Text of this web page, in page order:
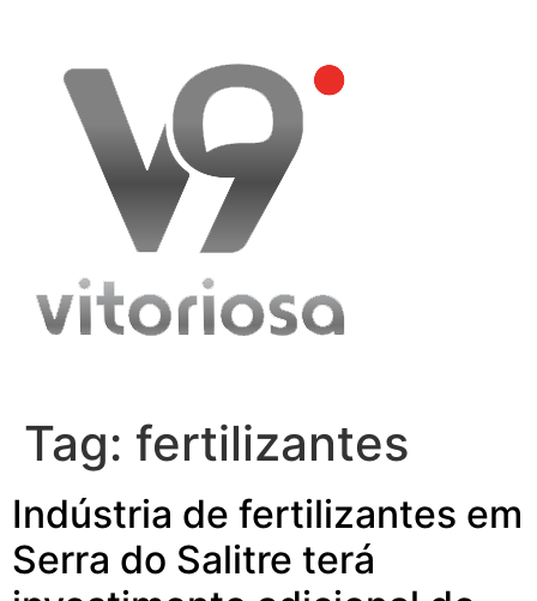
content
Tag: fertilizantes
Indústria de fertilizantes em
Serra do Salitre terá